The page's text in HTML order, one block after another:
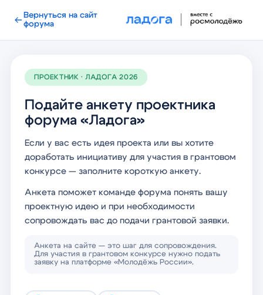
Вернуться на сайт
форума
ПРОЕКТНИК · ЛАДОГА 2026
Подайте анкету проектника
форума «Ладога»
Если у вас есть идея проекта или вы хотите
доработать инициативу для участия в грантовом
конкурсе — заполните короткую анкету.
Анкета поможет команде форума понять вашу
проектную идею и при необходимости
сопровождать вас до подачи грантовой заявки.
Анкета на сайте — это шаг для сопровождения.
Для участия в грантовом конкурсе нужно подать
заявку на платформе «Молодёжь России».